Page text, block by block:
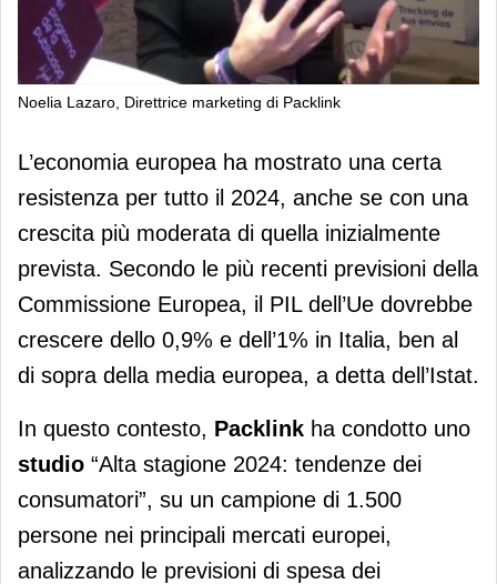
Noelia Lazaro, Direttrice marketing di Packlink
Packlink: il 45,5% degli italiani
aumenta la propria spesa nel 2024
L’economia europea ha mostrato una certa
resistenza per tutto il 2024, anche se con una
crescita più moderata di quella inizialmente
prevista. Secondo le più recenti previsioni della
Commissione Europea, il PIL dell’Ue dovrebbe
crescere dello 0,9% e dell’1% in Italia, ben al
di sopra della media europea, a detta dell’Istat.
In questo contesto, Packlink ha condotto uno
studio “Alta stagione 2024: tendenze dei
consumatori”, su un campione di 1.500
persone nei principali mercati europei,
analizzando le previsioni di spesa dei